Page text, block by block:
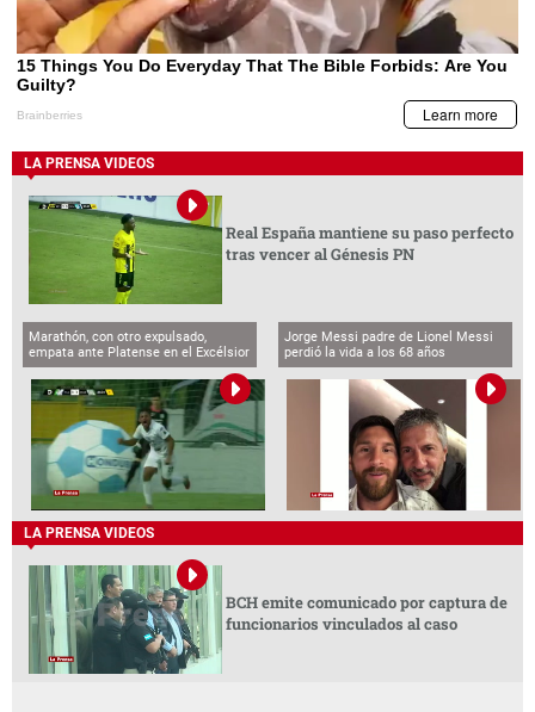
LA PRENSA VIDEOS
Real España mantiene su paso perfecto
tras vencer al Génesis PN
Marathón, con otro expulsado,
empata ante Platense en el Excélsior
Jorge Messi padre de Lionel Messi
perdió la vida a los 68 años
LA PRENSA VIDEOS
BCH emite comunicado por captura de
funcionarios vinculados al caso